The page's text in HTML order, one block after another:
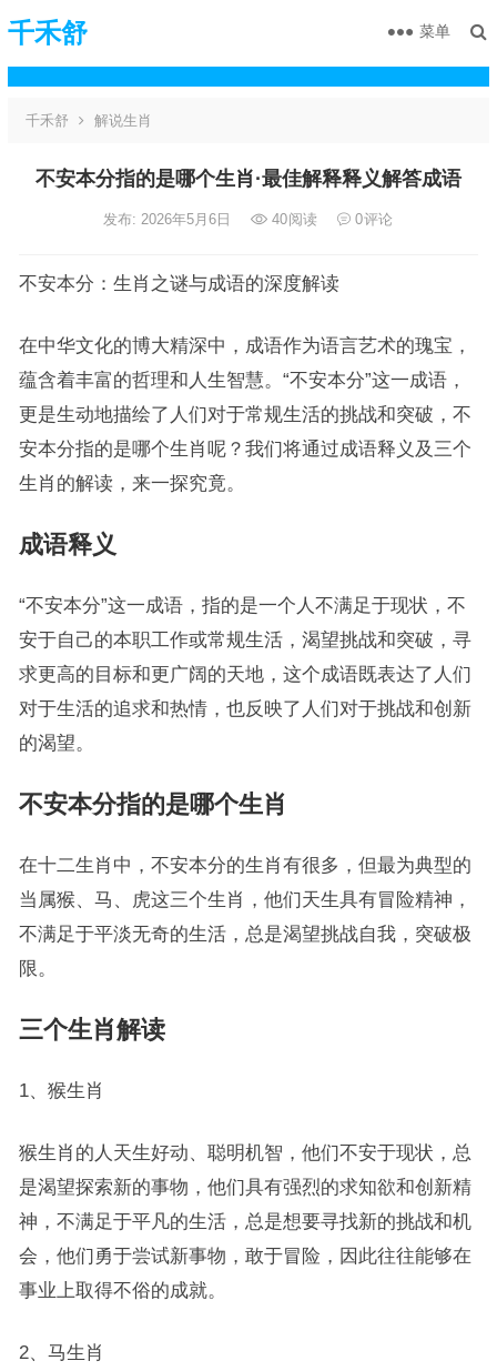
千禾舒 菜单
千禾舒 解说生肖
不安本分指的是哪个生肖·最佳解释释义解答成语
发布: 2026年5月6日 40阅读 0评论
不安本分：生肖之谜与成语的深度解读
在中华文化的博大精深中，成语作为语言艺术的瑰宝，
蕴含着丰富的哲理和人生智慧。“不安本分”这一成语，
更是生动地描绘了人们对于常规生活的挑战和突破，不
安本分指的是哪个生肖呢？我们将通过成语释义及三个
生肖的解读，来一探究竟。
成语释义
“不安本分”这一成语，指的是一个人不满足于现状，不
安于自己的本职工作或常规生活，渴望挑战和突破，寻
求更高的目标和更广阔的天地，这个成语既表达了人们
对于生活的追求和热情，也反映了人们对于挑战和创新
的渴望。
不安本分指的是哪个生肖
在十二生肖中，不安本分的生肖有很多，但最为典型的
当属猴、马、虎这三个生肖，他们天生具有冒险精神，
不满足于平淡无奇的生活，总是渴望挑战自我，突破极
限。
三个生肖解读
1、猴生肖
猴生肖的人天生好动、聪明机智，他们不安于现状，总
是渴望探索新的事物，他们具有强烈的求知欲和创新精
神，不满足于平凡的生活，总是想要寻找新的挑战和机
会，他们勇于尝试新事物，敢于冒险，因此往往能够在
事业上取得不俗的成就。
2、马生肖